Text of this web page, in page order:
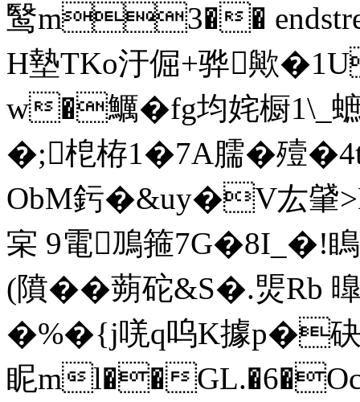
鹥m3��
H墊TKo汙倔+骅歟
w�鱱�fg均姹橱1\_蟅
�;梎栫1�7A臑�殪
ObM釫�&uy�V厷肈
宲 9電鳭箍7G�8I_�!
(隫��蒴砣&S�.煚
� %�{j唴q呜K據p�
眤ml��